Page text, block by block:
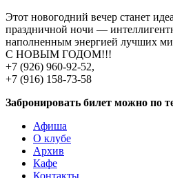
Этот новогодний вечер станет
праздничной ночи —
наполненным энергией лучших
С НОВЫМ ГОДОМ!!!
‪+7 (926) 960-92-52‬,
‪+7 (916) 158-73-58‬
Забронировать билет можно по
Афиша
О клубе
Архив
Кафе
Контакты